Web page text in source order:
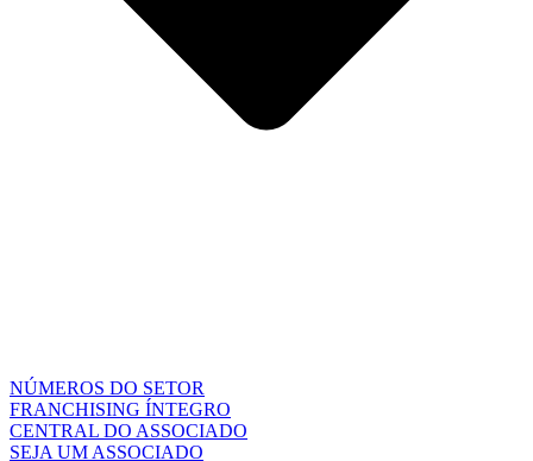
NÚMEROS DO SETOR
FRANCHISING ÍNTEGRO
CENTRAL DO ASSOCIADO
SEJA UM ASSOCIADO